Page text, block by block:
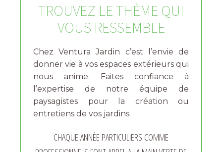
TROUVEZ LE THÈME QUI
VOUS RESSEMBLE
Chez Ventura Jardin c’est l’envie de
donner vie à vos espaces extérieurs qui
nous anime. Faites confiance à
l’expertise de notre équipe de
paysagistes pour la création ou
entretiens de vos jardins.
CHAQUE ANNÉE PARTICULIERS COMME